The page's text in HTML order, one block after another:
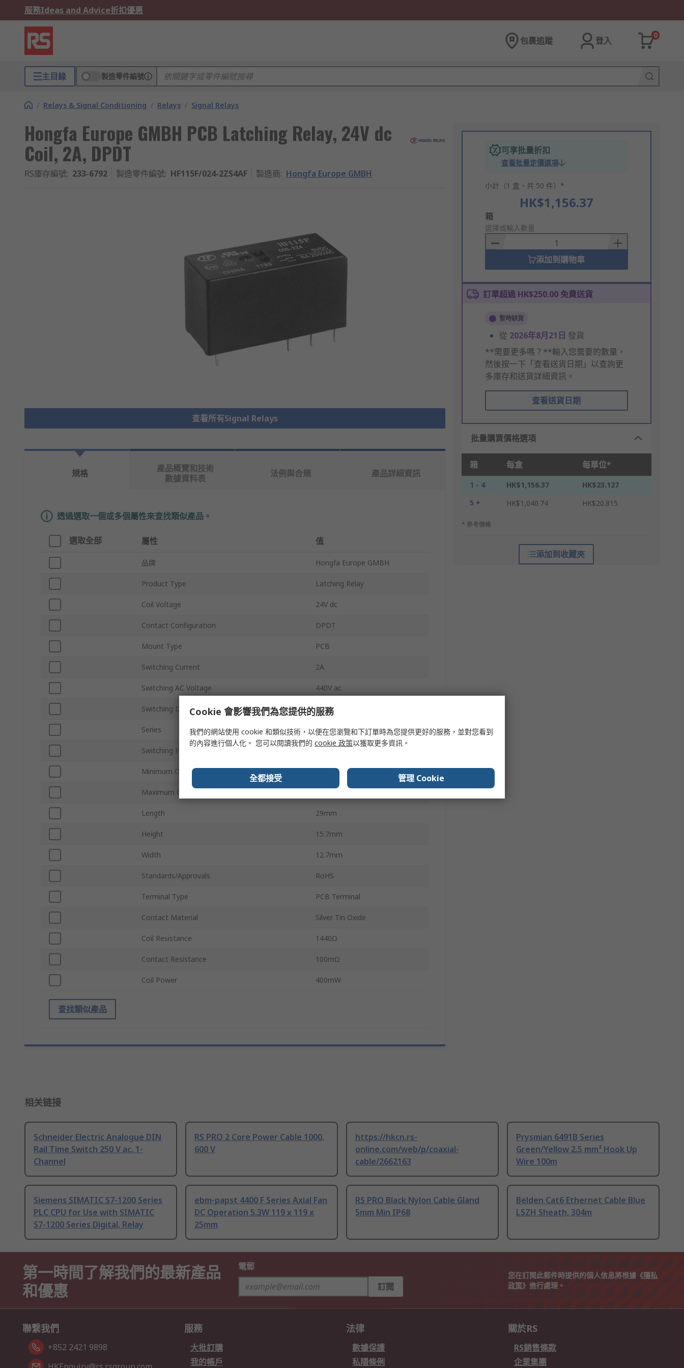
服務Ideas and Advice折扣優惠
包裹追蹤 登入
0
主目錄 製造零件編號
/ Relays & Signal Conditioning / Relays / Signal Relays
Hongfa Europe GMBH PCB Latching Relay, 24V dc
Coil, 2A, DPDT
RS庫存編號: 233-6792 製造零件編號: HF115F/024-2ZS4AF 製造商: Hongfa Europe GMBH
查看所有Signal Relays
可享批量折扣
查看批量定價選項
小計（1 盒，共 50 件）*
HK$1,156.37
Add
to
Basket
箱
選擇或輸入數量
添加到購物車
訂單超過 HK$250.00 免費送貨
暫時缺貨
從 2026年8月21日 發貨
**需要更多嗎？**輸入您需要的數量，
然後按一下「查看送貨日期」以查詢更
多庫存和送貨詳細資訊。
查看送貨日期
批量購買價格選項
箱 每盒 每單位*
1 - 4 HK$1,156.37
HK$23.127
5 +
HK$1,040.74 HK$20.815
* 參考價格
添加到收藏夾
規格
產品概覽和技術
數據資料表
法例與合規 產品詳細資訊
透過選取一個或多個屬性來查找類似產品。
選取全部 屬性 值
品牌 Hongfa Europe GMBH
Product Type Latching Relay
Coil Voltage 24V dc
Contact Configuration DPDT
Mount Type PCB
Switching Current 2A
Switching AC Voltage 440V ac
Switching DC Voltage 300V dc
Series HF115F
Switching Power
Minimum Operating Temperature
Maximum Operating Temperature
Length 29mm
Height 15.7mm
Width 12.7mm
Standards/Approvals RoHS
Terminal Type PCB Terminal
Contact Material Silver Tin Oxide
Coil Resistance 1440Ω
Contact Resistance 100mΩ
Coil Power 400mW
查找類似產品
相关链接
Schneider Electric Analogue DIN
Rail Time Switch 250 V ac, 1-
Channel
RS PRO 2 Core Power Cable 1000,
600 V
https://hkcn.rs-
online.com/web/p/coaxial-
cable/2662163
Prysmian 6491B Series
Green/Yellow 2.5 mm² Hook Up
Wire 100m
Siemens SIMATIC S7-1200 Series
PLC CPU for Use with SIMATIC
S7-1200 Series Digital, Relay
ebm-papst 4400 F Series Axial Fan
DC Operation 5.3W 119 x 119 x
25mm
RS PRO Black Nylon Cable Gland
5mm Min IP68
Belden Cat6 Ethernet Cable Blue
LSZH Sheath, 304m
第一時間了解我們的最新產品
和優惠
電郵
訂閱
您在訂閱此郵件時提供的個人信息將根據《隱私
政策》進行處理。
聯繫我們
+852 2421 9898
服務
大批訂購
我的帳戶
法律
數據保護
私隱條例
關於RS
RS銷售條款
企業集團
Cookie 會影響我們為您提供的服務
我們的網站使用 cookie 和類似技術，以便在您瀏覽和下訂單時為您提供更好的服務，並對您看到
的內容進行個人化。 您可以閱讀我們的 cookie 政策以獲取更多資訊。
全都接受 管理 Cookie